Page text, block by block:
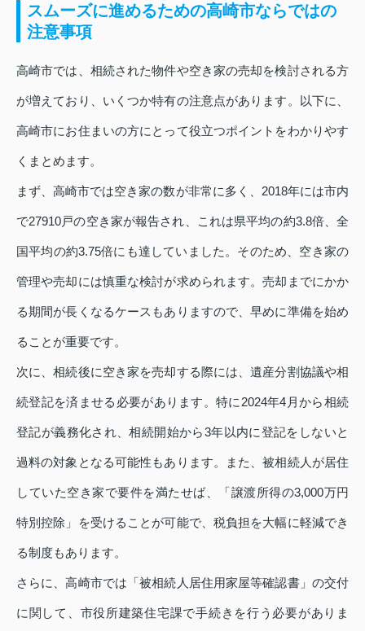
スムーズに進めるための高崎市ならではの
注意事項
高崎市では、相続された物件や空き家の売却を検討される方
が増えており、いくつか特有の注意点があります。以下に、
高崎市にお住まいの方にとって役立つポイントをわかりやす
くまとめます。
まず、高崎市では空き家の数が非常に多く、2018年には市内
で27910戸の空き家が報告され、これは県平均の約3.8倍、全
国平均の約3.75倍にも達していました。そのため、空き家の
管理や売却には慎重な検討が求められます。売却までにかか
る期間が長くなるケースもありますので、早めに準備を始め
ることが重要です。
次に、相続後に空き家を売却する際には、遺産分割協議や相
続登記を済ませる必要があります。特に2024年4月から相続
登記が義務化され、相続開始から3年以内に登記をしないと
過料の対象となる可能性もあります。また、被相続人が居住
していた空き家で要件を満たせば、「譲渡所得の3,000万円
特別控除」を受けることが可能で、税負担を大幅に軽減でき
る制度もあります。
さらに、高崎市では「被相続人居住用家屋等確認書」の交付
に関して、市役所建築住宅課で手続きを行う必要がありま